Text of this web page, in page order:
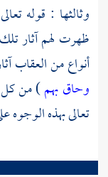
وثالثها : قوله
ظهرت لهم آثار
أنواع من العقاب
وحاق بهم) من كل
تعالى بهذه الوجوه